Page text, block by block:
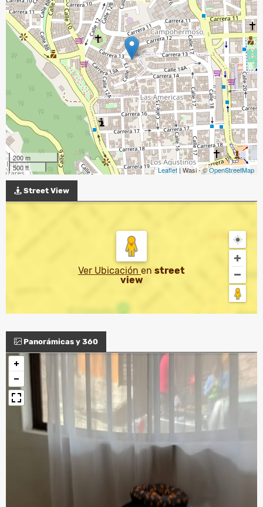
200 m
500 ft
Leaflet | Wasi - ©OpenStreetMap
Street View
Ver Ubicación en street
view
Panorámicas y 360